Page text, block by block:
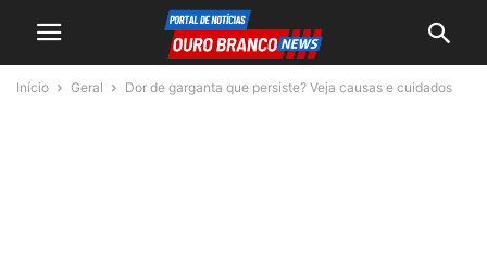
Início Geral Dor de garganta que persiste? Veja causas e cuidados